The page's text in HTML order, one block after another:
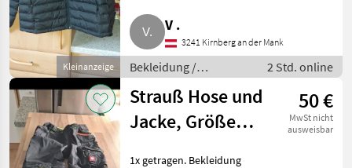
Kleinanzeige
Kapuze abnehmbar, beschriftet.
Bekleidung Bekleidung
Sonstiges
V .
3241 Kirnberg an der Mank
Bekleidung /
Bekleidung Sonstiges
2 Std. online
Strauß Hose und
Jacke, Größe
50 €
MwSt nicht
ausweisbar
1x getragen. Bekleidung